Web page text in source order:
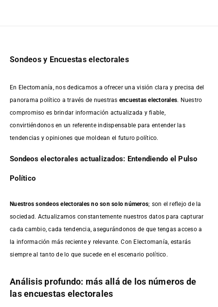
Sondeos y Encuestas electorales
En Electomanía, nos dedicamos a ofrecer una visión clara y precisa del
panorama político a través de nuestras encuestas electorales. Nuestro
compromiso es brindar información actualizada y fiable,
convirtiéndonos en un referente indispensable para entender las
tendencias y opiniones que moldean el futuro político.
Sondeos electorales actualizados: Entendiendo el Pulso
Político
Nuestros sondeos electorales no son solo números; son el reflejo de la
sociedad. Actualizamos constantemente nuestros datos para capturar
cada cambio, cada tendencia, asegurándonos de que tengas acceso a
la información más reciente y relevante. Con Electomanía, estarás
siempre al tanto de lo que sucede en el escenario político.
Análisis profundo: más allá de los números de
las encuestas electorales